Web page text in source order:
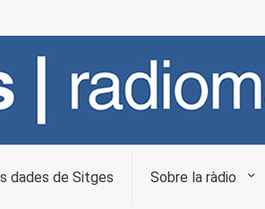
dades de Sitges Sobre la ràdio